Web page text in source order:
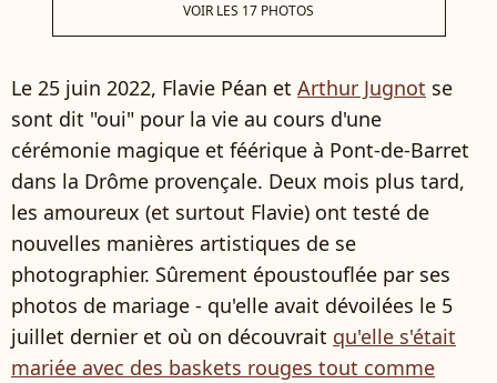
VOIR LES 17 PHOTOS
Le 25 juin 2022, Flavie Péan et Arthur Jugnot se
sont dit "oui" pour la vie au cours d'une
cérémonie magique et féérique à Pont-de-Barret
dans la Drôme provençale. Deux mois plus tard,
les amoureux (et surtout Flavie) ont testé de
nouvelles manières artistiques de se
photographier. Sûrement époustouflée par ses
photos de mariage - qu'elle avait dévoilées le 5
juillet dernier et où on découvrait qu'elle s'était
mariée avec des baskets rouges tout comme